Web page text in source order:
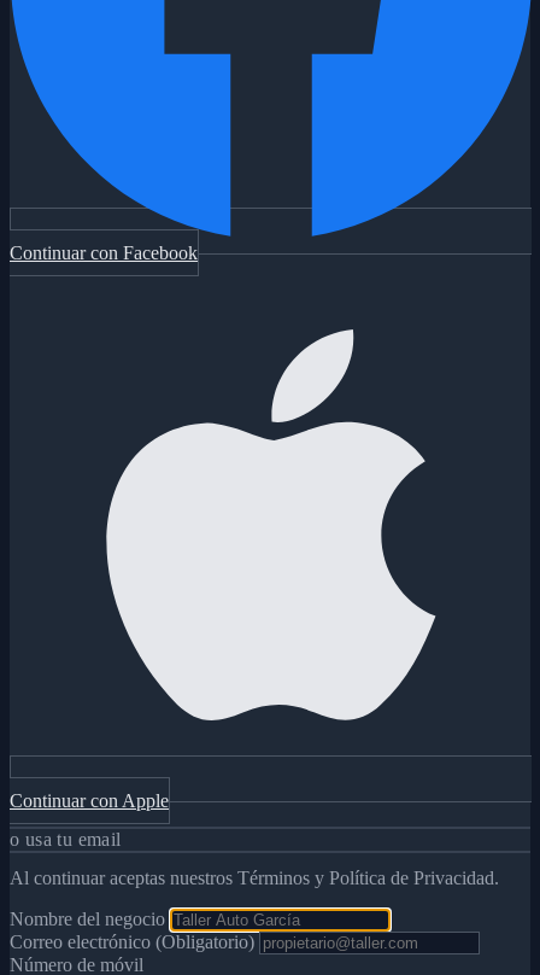
Continuar con Facebook
Continuar con Apple
o usa tu email
Al continuar aceptas nuestros Términos y Política de Privacidad.
Nombre del negocio
Correo electrónico (Obligatorio)
Número de móvil